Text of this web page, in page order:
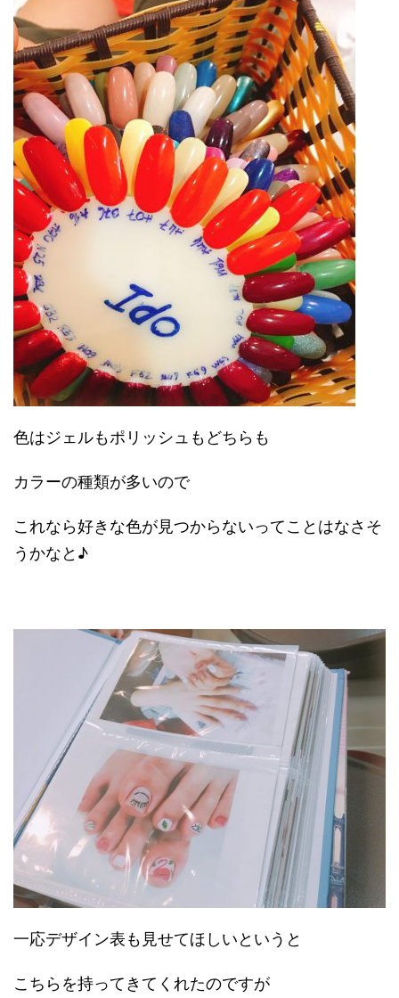
色はジェルもポリッシュもどちらも
カラーの種類が多いので
これなら好きな色が見つからないってことはなさそ
うかなと♪
一応デザイン表も見せてほしいというと
こちらを持ってきてくれたのですが